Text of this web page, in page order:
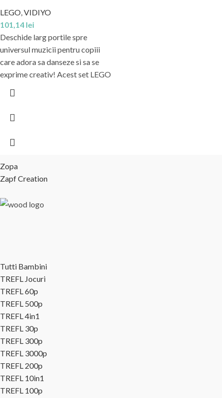
LEGO VIDIYO
101,14 lei
Deschide larg portile spre
universul muzicii pentru copiii
care adora sa danseze si sa se
exprime creativ! Acest set LEGO
Zopa
Zapf Creation
Tutti Bambini
TREFL Jocuri
TREFL 60p
TREFL 500p
TREFL 4in1
TREFL 30p
TREFL 300p
TREFL 3000p
TREFL 200p
TREFL 10in1
TREFL 100p